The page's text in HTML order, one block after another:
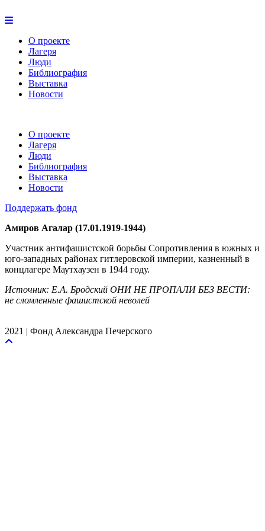
О проекте
Лагеря
Люди
Библиография
Выставка
Новости
О проекте
Лагеря
Люди
Библиография
Выставка
Новости
Поддержать фонд
Амиров Агалар (17.01.1919-1944)
Участник антифашистской борьбы Сопротивления в южных и
юго-западных районах гитлеровской империи, казненный в
концлагере Маутхаузен в 1944 году.
Источник: Е.А. Бродский ОНИ НЕ ПРОПАЛИ БЕЗ ВЕСТИ:
не сломленные фашистской неволей
2021 | Фонд Александра Печерского